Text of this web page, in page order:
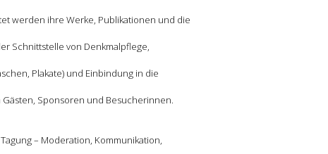
werden ihre Werke, Publikationen und die
Schnittstelle von Denkmalpflege,
Plakate) und Einbindung in die
Sponsoren und Besucherinnen.
– Moderation, Kommunikation,